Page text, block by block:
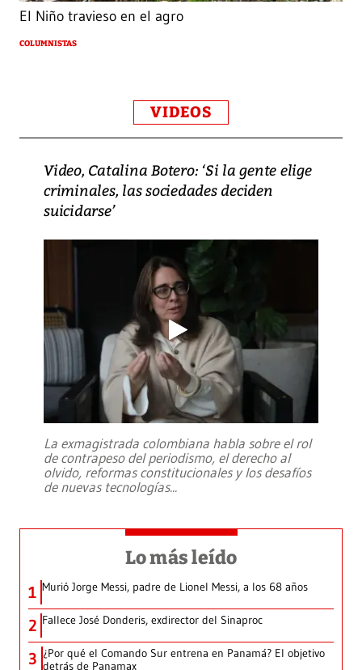
El Niño travieso en el agro
COLUMNISTAS
VIDEOS
Video, Catalina Botero: ‘Si la gente elige
criminales, las sociedades deciden
suicidarse’
La exmagistrada colombiana habla sobre el rol
de contrapeso del periodismo, el derecho al
olvido, reformas constitucionales y los desafíos
de nuevas tecnologías...
Lo más leído
1 Murió Jorge Messi, padre de Lionel Messi, a los 68 años
2 Fallece José Donderis, exdirector del Sinaproc
3 ¿Por qué el Comando Sur entrena en Panamá? El objetivo
detrás de Panamax